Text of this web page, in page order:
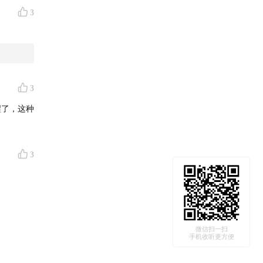
3
3
，这种
3
微信扫一扫
手机收听更方便